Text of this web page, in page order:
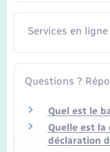
Services en
Questions ?
Quel est le
Quelle est
déclaration